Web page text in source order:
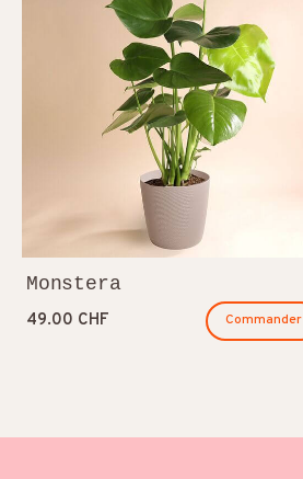
Monstera
49.00 CHF Commander